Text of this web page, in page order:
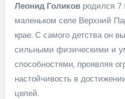
Леонид Голиковродился 7
маленьком селе Верхний
крае. С самого детства он
сильными физическими и
способностями, проявляя
настойчивость в
целей.